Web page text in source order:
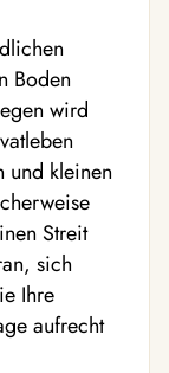
Boden
wird
und kleinen
Streit
sich
Ihre
aufrecht